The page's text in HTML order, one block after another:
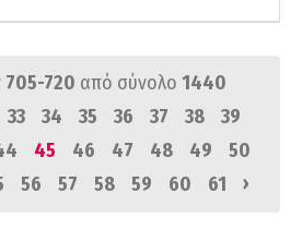
705-720 από σύνολο 1440
33 34 35 36 37 38
39
45 46 47 48 49
50
56 57 58 59 60 61 ›